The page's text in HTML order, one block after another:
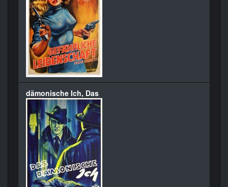
dämonische Ich, Das